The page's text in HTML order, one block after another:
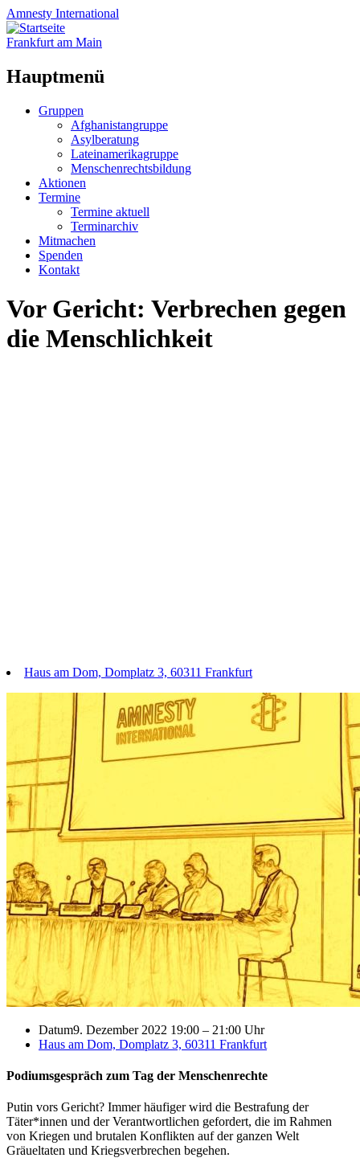
Amnesty International
Frankfurt am Main
Hauptmenü
Zum
Gruppen
Afghanistangruppe
Asylberatung
Lateinamerikagruppe
Menschenrechtsbildung
Aktionen
Termine
Termine aktuell
Terminarchiv
Mitmachen
Spenden
Kontakt
Vor Gericht: Verbrechen gegen
die Menschlichkeit
Haus am Dom, Domplatz 3, 60311 Frankfurt
Datum9. Dezember 2022 19:00 – 21:00 Uhr
Haus am Dom, Domplatz 3, 60311 Frankfurt
Podiumsgespräch zum Tag der Menschenrechte
Putin vors Gericht? Immer häufiger wird die Bestrafung der
Täter*innen und der Verantwortlichen gefordert, die im Rahmen
von Kriegen und brutalen Konflikten auf der ganzen Welt
Gräueltaten und Kriegsverbrechen begehen.